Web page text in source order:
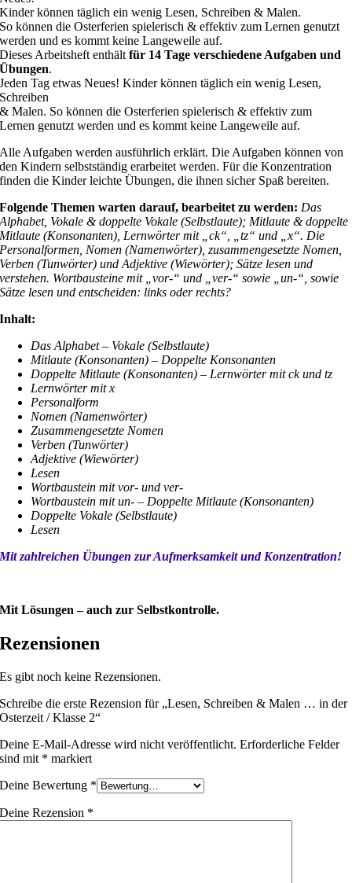
Kinder können täglich ein wenig Lesen, Schreiben & Malen.
So können die Osterferien spielerisch & effektiv zum Lernen genutzt
werden und es kommt keine Langeweile auf.
Dieses Arbeitsheft enthältfür 14 Tage verschiedene Aufgaben und
Übungen.
Jeden Tag etwas Neues! Kinder können täglich ein wenig Lesen,
Schreiben
& Malen. So können die Osterferien spielerisch & effektiv zum
Lernen genutzt werden und es kommt keine Langeweile auf.
Alle Aufgaben werden ausführlich erklärt. Die Aufgaben können von
den Kindern selbstständig erarbeitet werden. Für die Konzentration
finden die Kinder leichte Übungen, die ihnen sicher Spaß bereiten.
Folgende Themen warten darauf, bearbeitet zu werden:Das
Alphabet, Vokale & doppelte Vokale (Selbstlaute); Mitlaute & doppelte
Mitlaute (Konsonanten), Lernwörter mit „ck“, „tz“ und „x“. Die
Personalformen, Nomen (Namenwörter), zusammengesetzte Nomen,
Verben (Tunwörter) und Adjektive (Wiewörter); Sätze lesen und
verstehen. Wortbausteine mit „vor-“ und „ver-“ sowie „un-“, sowie
Sätze lesen und entscheiden: links oder rechts?
Inhalt:
Das Alphabet – Vokale (Selbstlaute)
Mitlaute (Konsonanten) – Doppelte Konsonanten
Doppelte Mitlaute (Konsonanten) – Lernwörter mit ck und tz
Lernwörter mit x
Personalform
Nomen (Namenwörter)
Zusammengesetzte Nomen
Verben (Tunwörter)
Adjektive (Wiewörter)
Lesen
Wortbaustein mit vor- und ver-
Wortbaustein mit un- – Doppelte Mitlaute (Konsonanten)
Doppelte Vokale (Selbstlaute)
Lesen
Mit zahlreichen Übungen zur Aufmerksamkeit und Konzentration!
Mit Lösungen – auch zur Selbstkontrolle.
Rezensionen
Es gibt noch keine Rezensionen.
Schreibe die erste Rezension für „Lesen, Schreiben & Malen … in der
Osterzeit / Klasse 2“
Deine E-Mail-Adresse wird nicht veröffentlicht. Erforderliche Felder
sind mit * markiert
Deine Bewertung *
Deine Rezension *